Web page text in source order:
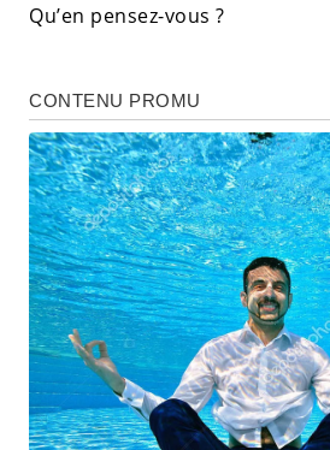
Qu’en pensez-vous ?